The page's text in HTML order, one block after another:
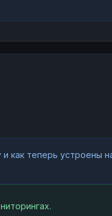
как теперь устроены